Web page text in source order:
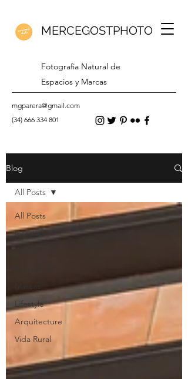
MERCEGOSTPHOTO
Fotografia Natural de
Espacios y Marcas
mgparera@gmail.com
(34) 666 334 801
Blog
All Posts
Interiors
Lifestyle
Arquitecture
Vida Rural
All Posts